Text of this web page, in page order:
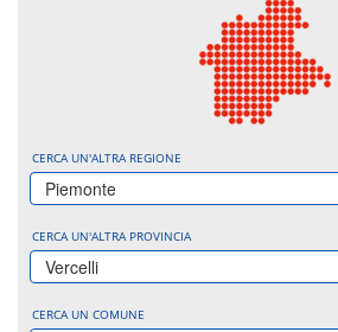
CERCA UN'ALTRA REGIONE
Piemonte
CERCA UN'ALTRA PROVINCIA
Vercelli
CERCA UN COMUNE